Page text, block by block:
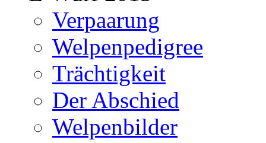
Verpaarung
Welpenpedigree
Trächtigkeit
Der Abschied
Welpenbilder